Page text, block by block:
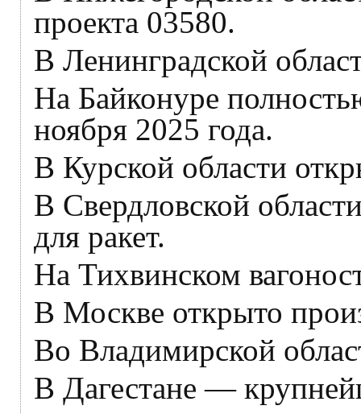
проекта 03580.
В Ленинградской
На Байконуре
ноября 2025 года.
В Курской области
В Свердловской
для ракет.
На Тихвинском
В Москве открыто
Во Владимирской
В Дагестане —